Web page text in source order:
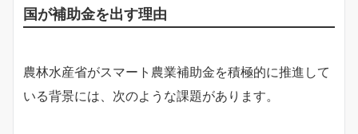
国が補助金を出す理由
農林水産省がスマート農業補助金を積極的に推進して
いる背景には、次のような課題があります。